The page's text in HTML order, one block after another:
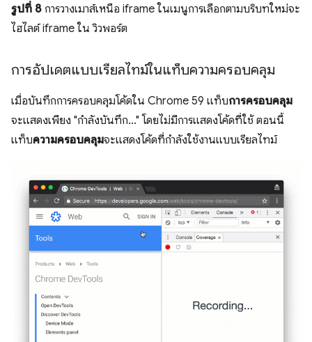
รูปที่ 8 การวางเมาส์เหนือ iframe ในเมนูการเลือกตามบริบทใหม่จะ
ไฮไลต์ iframe ใน วิวพอร์ต
การอัปเดตแบบเรียลไทม์ในแท็บความครอบคลุม
เมื่อบันทึกการครอบคลุมโค้ดใน Chrome 59 แท็บการครอบคลุม
จะแสดงเพียง "กำลังบันทึก..." โดยไม่มีการแสดงโค้ดที่ใช้ ตอนนี้
แท็บความครอบคลุมจะแสดงโค้ดที่กำลังใช้งานแบบเรียลไทม์